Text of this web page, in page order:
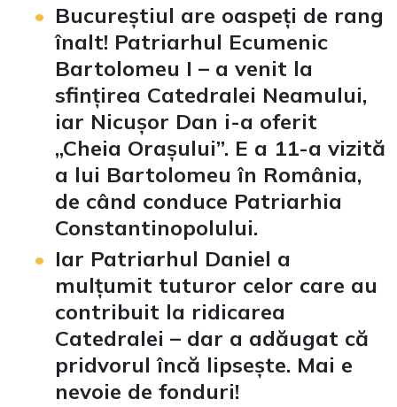
Bucureștiul are oaspeți de rang
înalt! Patriarhul Ecumenic
Bartolomeu I – a venit la
sfințirea Catedralei Neamului,
iar Nicușor Dan i-a oferit
„Cheia Orașului”. E a 11-a vizită
a lui Bartolomeu în România,
de când conduce Patriarhia
Constantinopolului.
Iar Patriarhul Daniel a
mulțumit tuturor celor care au
contribuit la ridicarea
Catedralei – dar a adăugat că
pridvorul încă lipsește. Mai e
nevoie de fonduri!